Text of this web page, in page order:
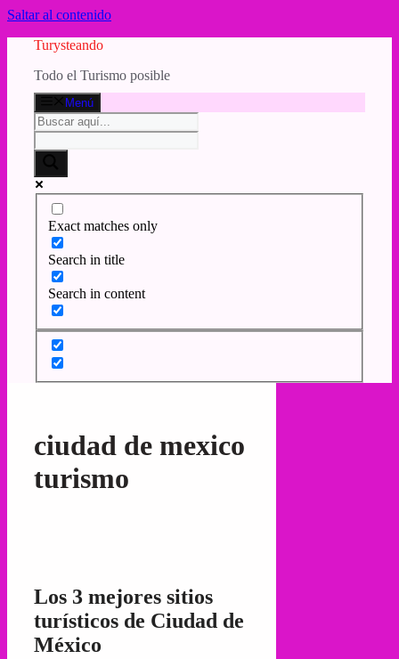
Saltar al contenido
Turysteando
Todo el Turismo posible
Menú
Exact matches only
Search in title
Search in content
ciudad de mexico
turismo
Los 3 mejores sitios
turísticos de Ciudad de
México